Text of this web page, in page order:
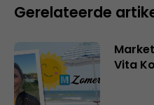
Gerelateerde
Vita